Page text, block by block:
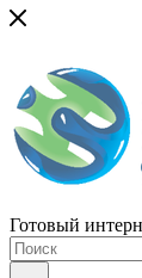
Готовый